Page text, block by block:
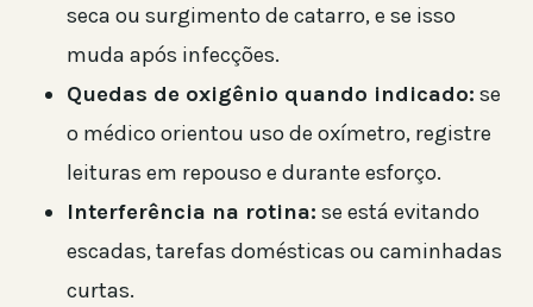
seca ou surgimento de catarro, e se isso
muda após infecções.
Quedas de oxigênio quando indicado: se
o médico orientou uso de oxímetro, registre
leituras em repouso e durante esforço.
Interferência na rotina: se está evitando
escadas, tarefas domésticas ou caminhadas
curtas.